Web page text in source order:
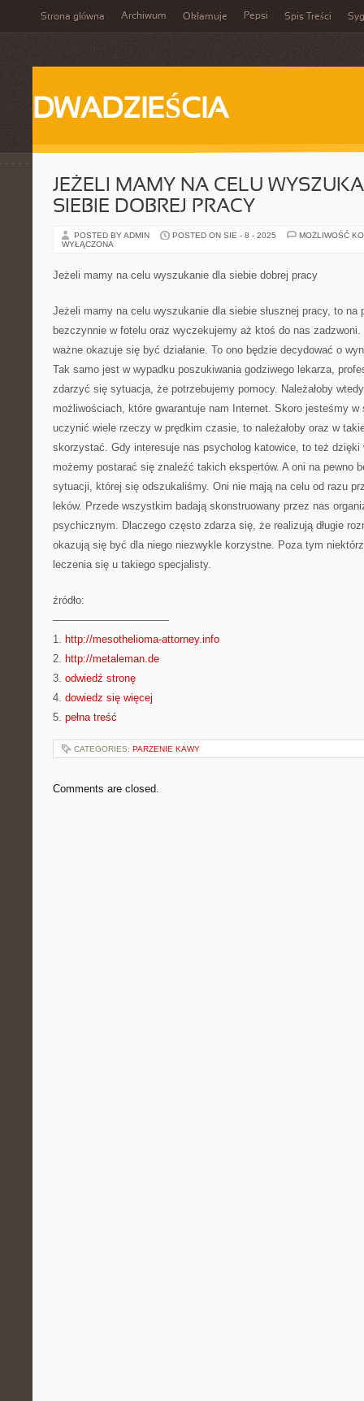
Strona główna Archiwum Okłamuje Pepsi Spis Treści
DWADZIEŚCIA
JEŻELI MAMY NA CELU
SIEBIE DOBREJ PRACY
POSTED BY ADMIN POSTED ON SIE - 8 - 2025
MOŻLIWOŚĆ
WYŁĄCZONA
Jeżeli mamy na celu wyszukanie dla siebie dobrej pracy
Jeżeli mamy na celu wyszukanie dla siebie słusznej pracy, to na
bezczynnie w fotelu oraz wyczekujemy aż ktoś do nas
ważne okazuje się być działanie. To ono będzie decydować o
Tak samo jest w wypadku poszukiwania godziwego lekarza,
zdarzyć się sytuacja, że potrzebujemy pomocy. Należałoby
możliwościach, które gwarantuje nam Internet. Skoro jesteśmy w
uczynić wiele rzeczy w prędkim czasie, to należałoby oraz w
skorzystać. Gdy interesuje nas psycholog katowice, to też dzięki
możemy postarać się znaleźć takich ekspertów. A oni na pewno
sytuacji, której się odszukaliśmy. Oni nie mają na celu od razu
leków. Przede wszystkim badają skonstruowany przez nas
psychicznym. Dlaczego często zdarza się, że realizują długie
okazują się być dla niego niezwykle korzystne. Poza tym
leczenia się u takiego specjalisty.
źródło:
———————————
1. http://mesothelioma-attorney.info
2. http://metaleman.de
3. odwiedź stronę
4. dowiedz się więcej
5. pełna treść
CATEGORIES: PARZENIE KAWY
Comments are closed.